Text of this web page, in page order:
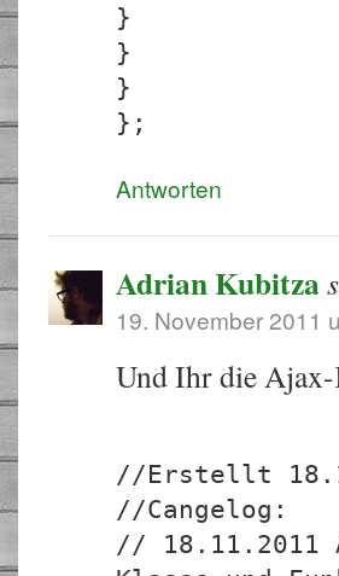
}
}
}
};
Antworten
Adrian Kubitza
19. November 2011
Und Ihr die Ajax-
//Erstellt
//Cangelog:
// 18.11.2011